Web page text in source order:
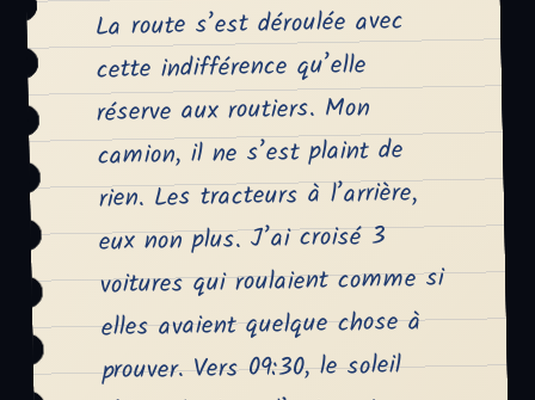
La route s’est déroulée avec
cette indifférence qu’elle
réserve aux routiers. Mon
camion, il ne s’est plaint de
rien. Les tracteurs à l’arrière,
eux non plus. J’ai croisé 3
voitures qui roulaient comme si
elles avaient quelque chose à
prouver. Vers 09:30, le soleil